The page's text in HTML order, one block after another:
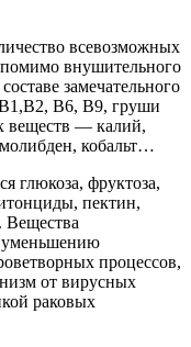
всевозможных
внушительного
замечательного
B6, B9, груши
веществ — калий,
кобальт…
глюкоза, фруктоза,
пектин,
Вещества
уменьшению
процессов,
от вирусных
раковых